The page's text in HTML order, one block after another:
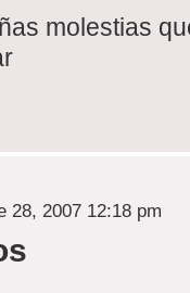
molestias
28, 2007 12:18 pm